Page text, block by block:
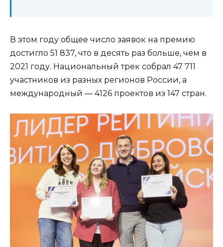
В этом году общее число заявок на премию
достигло 51 837, что в десять раз больше, чем в
2021 году. Национальный трек собрал 47 711
участников из разных регионов России, а
международный — 4126 проектов из 147 стран.